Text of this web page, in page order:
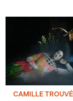
CAMILLE